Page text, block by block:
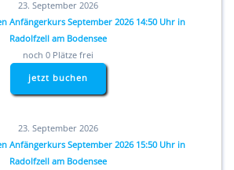
23. September 2026
Anfängerkurs September 2026 14:50 Uhr in
Radolfzell am Bodensee
noch 0 Plätze frei
jetzt buchen
23. September 2026
Anfängerkurs September 2026 15:50 Uhr in
Radolfzell am Bodensee